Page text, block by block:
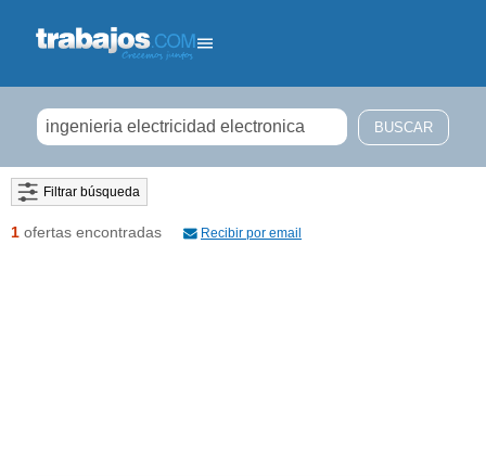
Filtrar búsqueda
1 ofertas encontradas Recibir por email